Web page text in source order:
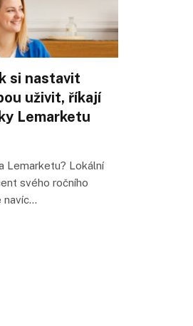
si nastavit
uživit, říkají
Lemarketu
Lemarketu? Lokální
svého ročního
navíc…